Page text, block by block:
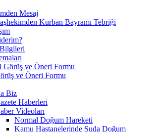
Mesaj
Kurban Bayramı Tebriği
Görüş ve Öneri Formu
ve Öneri Formu
Biz
Haberleri
Videoları
Normal Doğum Hareketi
Kamu Hastanelerinde Suda Doğum